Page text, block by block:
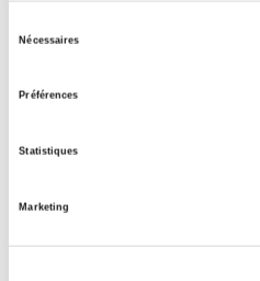
Nécessaires
Préférences
Statistiques
Marketing
Specifications
Publisher
Author
Collection